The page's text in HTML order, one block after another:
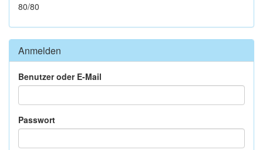
80/80
Anmelden
Benutzer oder E-Mail
Passwort